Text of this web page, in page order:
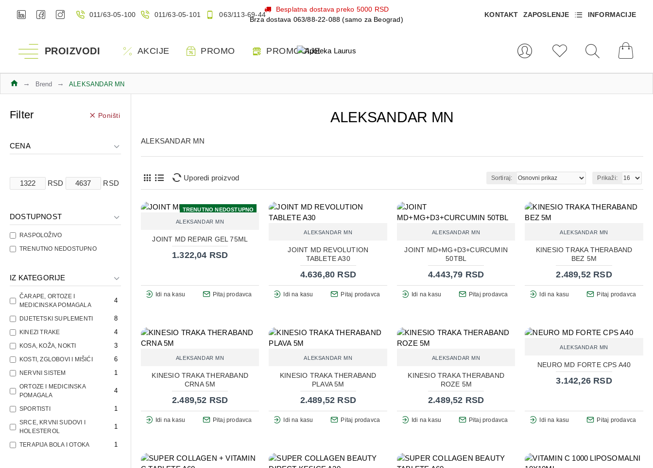
011/63-05-100 011/63-05-101 063/113-69-44
Besplatna dostava preko 5000 RSD
Brza dostava 063/88-22-088 (samo za Beograd)
KONTAKT ZAPOSLENJE INFORMACIJE
PROIZVODI AKCIJE PROMO PROMOCIJE
Brend ALEKSANDAR MN
Filter Poništi
CENA
RSD RSD
IZ KATEGORIJE
ČARAPE, ORTOZE I
MEDICINSKA POMAGALA
4
DIJETETSKI SUPLEMENTI 8
KINEZI TRAKE 4
KOSA, KOŽA, NOKTI 3
KOSTI, ZGLOBOVI I MIŠIĆI 6
NERVNI SISTEM 1
ORTOZE I MEDICINSKA
POMAGALA
4
SPORTISTI 1
SRCE, KRVNI SUDOVI I
HOLESTEROL
1
TERAPIJA BOLA I OTOKA 1
DOSTUPNOST
RASPOLOŽIVO
TRENUTNO NEDOSTUPNO
ALEKSANDAR MN
ALEKSANDAR MN
Uporedi proizvod Sortiraj: Prikaži:
TRENUTNO NEDOSTUPNO
ALEKSANDAR MN
JOINT MD REPAIR GEL 75ML
1.322,04 RSD
Idi na kasu Pitaj prodavca
ALEKSANDAR MN
JOINT MD REVOLUTION
TABLETE A30
4.636,80 RSD
Idi na kasu Pitaj prodavca
ALEKSANDAR MN
JOINT MD+MG+D3+CURCUMIN
50TBL
4.443,79 RSD
Idi na kasu Pitaj prodavca
ALEKSANDAR MN
KINESIO TRAKA THERABAND
BEZ 5M
2.489,52 RSD
Idi na kasu Pitaj prodavca
ALEKSANDAR MN
KINESIO TRAKA THERABAND
CRNA 5M
2.489,52 RSD
Idi na kasu Pitaj prodavca
ALEKSANDAR MN
KINESIO TRAKA THERABAND
PLAVA 5M
2.489,52 RSD
Idi na kasu Pitaj prodavca
ALEKSANDAR MN
KINESIO TRAKA THERABAND
ROZE 5M
2.489,52 RSD
Idi na kasu Pitaj prodavca
ALEKSANDAR MN
NEURO MD FORTE CPS A40
3.142,26 RSD
Idi na kasu Pitaj prodavca